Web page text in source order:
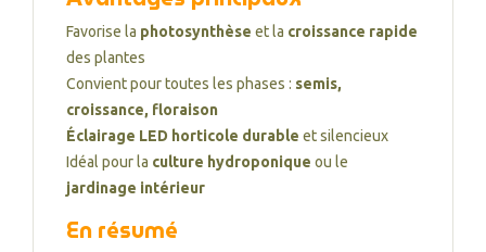
Favorise la photosynthèse et la croissance rapide
des plantes
Convient pour toutes les phases : semis,
croissance, floraison
Éclairage LED horticole durable et silencieux
Idéal pour la culture hydroponique ou le
jardinage intérieur
En résumé